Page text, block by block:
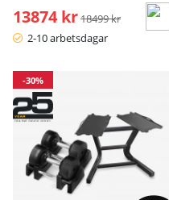
13874 kr Ordinarie pris:
18499 kr
2-10 arbetsdagar
-30%